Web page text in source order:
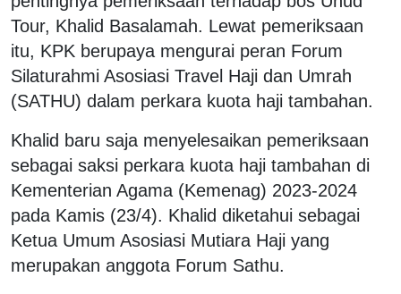
Tour, Khalid Basalamah. Lewat pemeriksaan
itu, KPK berupaya mengurai peran Forum
Silaturahmi Asosiasi Travel Haji dan Umrah
(SATHU) dalam perkara kuota haji tambahan.
Khalid baru saja menyelesaikan pemeriksaan
sebagai saksi perkara kuota haji tambahan di
Kementerian Agama (Kemenag) 2023-2024
pada Kamis (23/4). Khalid diketahui sebagai
Ketua Umum Asosiasi Mutiara Haji yang
merupakan anggota Forum Sathu.